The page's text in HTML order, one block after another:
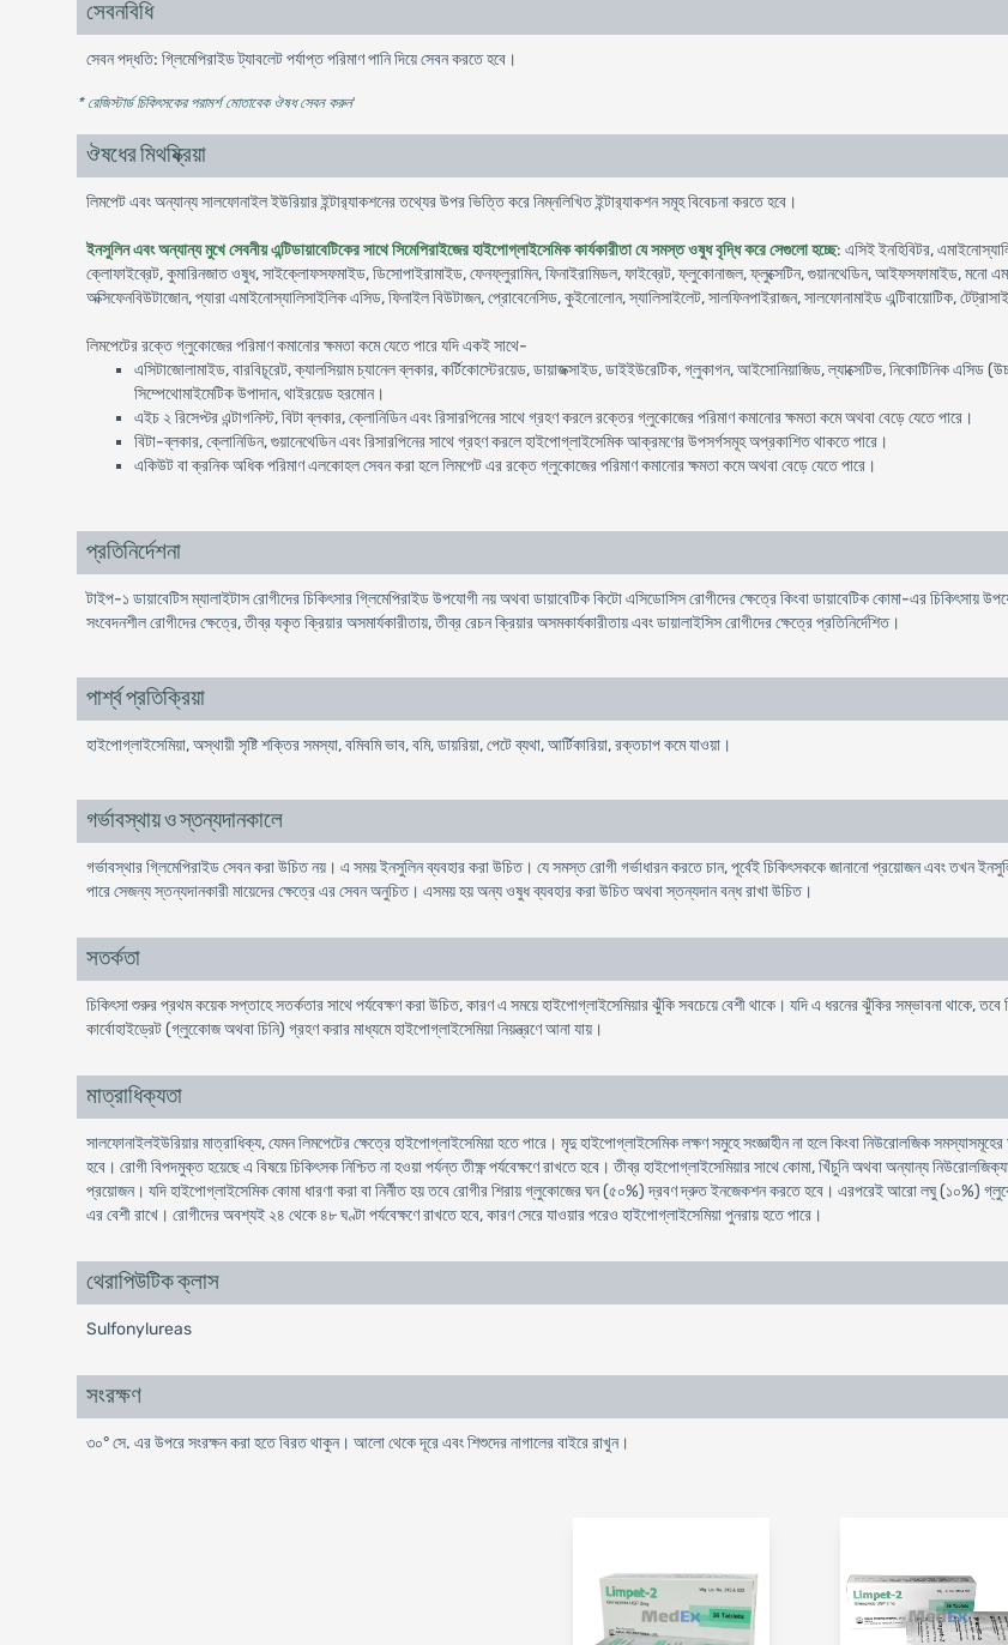
সেবনবিধি
সেবন পদ্ধতি: গ্লিমেপিরাইড ট্যাবলেট পর্যাপ্ত পরিমাণ পানি দিয়ে সেবন করতে হবে।
* রেজিস্টার্ড চিকিৎসকের পরামর্শ মোতাবেক ঔষধ সেবন করুন'
ঔষধের মিথষ্ক্রিয়া
লিমপেট এবং অন্যান্য সালফোনাইল ইউরিয়ার ইন্টার‍্যাকশনের তথ্যের উপর ভিত্তি করে নিম্নলিখিত ইন্টার‍্যাকশন সমূহ বিবেচনা করতে হবে।
ইনসুলিন এবং অন্যান্য মুখে সেবনীয় এন্টিডায়াবেটিকের সাথে সিমেপিরাইজের হাইপোগ্লাইসেমিক কার্যকারীতা যে সমস্ত ওষুধ বৃদ্ধি করে সেগুলো হচ্ছে: এসিই ইনহিবিটর,
ক্লোফাইব্রেট, কুমারিনজাত ওষুধ, সাইক্লোফসফমাইড, ডিসোপাইরামাইড, ফেনফ্লুরামিন, ফিনাইরামিডল, ফাইব্রেট, ফ্লুকোনাজল, ফ্লুক্সেটিন, গুয়ানথেডিন, আইফসফামাইড, মনো
অক্সিফেনবিউটাজোন, প্যারা এমাইনোস্যালিসাইলিক এসিড, ফিনাইল বিউটাজন, প্রোবেনেসিড, কুইনোলোন, স্যালিসাইলেট, সালফিনপাইরাজন, সালফোনামাইড এন্টিবায়োটিক,
লিমপেটের রক্তে গ্লুকোজের পরিমাণ কমানোর ক্ষমতা কমে যেতে পারে যদি একই সাথে-
এসিটাজোলামাইড, বারবিচূরেট, ক্যালসিয়াম চ্যানেল ব্লকার, কর্টিকোস্টেরয়েড, ডায়াজক্সাইড, ডাইইউরেটিক, গ্লুকাগন, আইসোনিয়াজিড, ল্যাক্সেটিভ, নিকোটিনিক এসিড
সিম্পেথোমাইমেটিক উপাদান, থাইরয়েড হরমোন।
এইচ ২ রিসেপ্টর এন্টাগনিস্ট, বিটা ব্লকার, ক্লোনিডিন এবং রিসারপিনের সাথে গ্রহণ করলে রক্তের গ্লুকোজের পরিমাণ কমানোর ক্ষমতা কমে অথবা বেড়ে যেতে পারে।
বিটা-ব্লকার, ক্লোনিডিন, গুয়ানেথেডিন এবং রিসারপিনের সাথে গ্রহণ করলে হাইপোগ্লাইসেমিক আক্রমণের উপসর্গসমূহ অপ্রকাশিত থাকতে পারে।
একিউট বা ক্রনিক অধিক পরিমাণ এলকোহল সেবন করা হলে লিমপেট এর রক্তে গ্লুকোজের পরিমাণ কমানোর ক্ষমতা কমে অথবা বেড়ে যেতে পারে।
প্রতিনির্দেশনা
টাইপ-১ ডায়াবেটিস ম্যালাইটাস রোগীদের চিকিৎসার গ্লিমেপিরাইড উপযোগী নয় অথবা ডায়াবেটিক কিটো এসিডোসিস রোগীদের ক্ষেত্রে কিংবা ডায়াবেটিক কোমা-এর
সংবেদনশীল রোগীদের ক্ষেত্রে, তীব্র যকৃত ক্রিয়ার অসমার্যকারীতায়, তীব্র রেচন ক্রিয়ার অসমকার্যকারীতায় এবং ডায়ালাইসিস রোগীদের ক্ষেত্রে প্রতিনির্দেশিত।
পার্শ্ব প্রতিক্রিয়া
হাইপোগ্লাইসেমিয়া, অস্থায়ী সৃষ্টি শক্তির সমস্যা, বমিবমি ভাব, বমি, ডায়রিয়া, পেটে ব্যথা, আর্টিকারিয়া, রক্তচাপ কমে যাওয়া।
গর্ভাবস্থায় ও স্তন্যদানকালে
গর্ভাবস্থার গ্লিমেপিরাইড সেবন করা উচিত নয়। এ সময় ইনসুলিন ব্যবহার করা উচিত। যে সমস্ত রোগী গর্ভাধারন করতে চান, পূর্বেই চিকিৎসককে জানানো প্রয়োজন এবং তখন
পারে সেজন্য স্তন্যদানকারী মায়েদের ক্ষেত্রে এর সেবন অনুচিত। এসময় হয় অন্য ওষুধ ব্যবহার করা উচিত অথবা স্তন্যদান বন্ধ রাখা উচিত।
সতর্কতা
চিকিৎসা শুরুর প্রথম কয়েক সপ্তাহে সতর্কতার সাথে পর্যবেক্ষণ করা উচিত, কারণ এ সময়ে হাইপোগ্লাইসেমিয়ার ঝুঁকি সবচেয়ে বেশী থাকে। যদি এ ধরনের ঝুঁকির সম্ভাবনা থাকে,
কার্বোহাইড্রেট (গ্লুকোেজ অথবা চিনি) গ্রহণ করার মাধ্যমে হাইপোগ্লাইসেমিয়া নিয়ন্ত্রণে আনা যায়।
মাত্রাধিক্যতা
সালফোনাইলইউরিয়ার মাত্রাধিক্য, যেমন লিমপেটের ক্ষেত্রে হাইপোগ্লাইসেমিয়া হতে পারে। মৃদু হাইপোগ্লাইসেমিক লক্ষণ সমুহে সংজ্ঞাহীন না হলে কিংবা নিউরোলজিক
হবে। রোগী বিপদমুক্ত হয়েছে এ বিষয়ে চিকিৎসক নিশ্চিত না হওয়া পর্যন্ত তীক্ষ্ণ পর্যবেক্ষণে রাখতে হবে। তীব্র হাইপোগ্লাইসেমিয়ার সাথে কোমা, খিঁচুনি অথবা অন্যান্য
প্রয়োজন। যদি হাইপোগ্লাইসেমিক কোমা ধারণা করা বা নির্নীত হয় তবে রোগীর শিরায় গ্লুকোজের ঘন (৫০%) দ্রবণ দ্রুত ইনজেকশন করতে হবে। এরপরেই আরো লঘু (১০%)
এর বেশী রাখে। রোগীদের অবশ্যই ২৪ থেকে ৪৮ ঘণ্টা পর্যবেক্ষণে রাখতে হবে, কারণ সেরে যাওয়ার পরেও হাইপোগ্লাইসেমিয়া পুনরায় হতে পারে।
থেরাপিউটিক ক্লাস
Sulfonylureas
সংরক্ষণ
৩০° সে. এর উপরে সংরক্ষন করা হতে বিরত থাকুন। আলো থেকে দূরে এবং শিশুদের নাগালের বাইরে রাখুন।